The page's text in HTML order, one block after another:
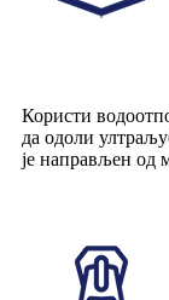
Користи
да одоли
је направљен од